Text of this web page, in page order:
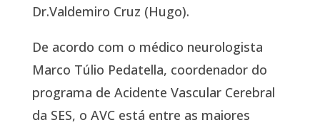
Dr.Valdemiro Cruz (Hugo).
De acordo com o médico neurologista
Marco Túlio Pedatella, coordenador do
programa de Acidente Vascular Cerebral
da SES, o AVC está entre as maiores